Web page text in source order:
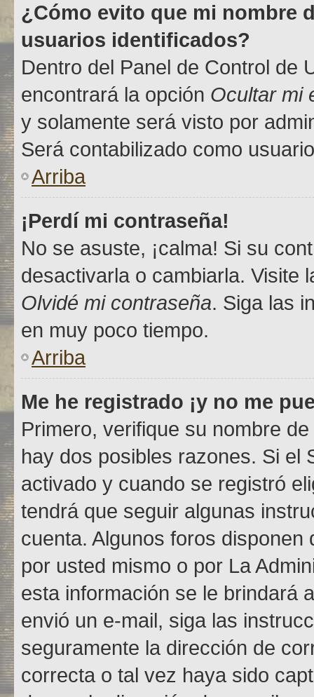
¿Cómo evito que mi nombre
usuarios identificados?
Dentro del Panel de Control de
encontrará la opción Ocultar mi
y solamente será visto por
Será contabilizado como
Arriba
¡Perdí mi contraseña!
No se asuste, ¡calma! Si su
desactivarla o cambiarla. Visite
Olvidé mi contraseña. Siga las
en muy poco tiempo.
Arriba
Me he registrado ¡y no me
Primero, verifique su nombre
hay dos posibles razones. Si el
activado y cuando se registró
tendrá que seguir algunas
cuenta. Algunos foros
por usted mismo o por La
esta información se le brindará
envió un e-mail, siga las
seguramente la dirección de
correcta o tal vez haya sido